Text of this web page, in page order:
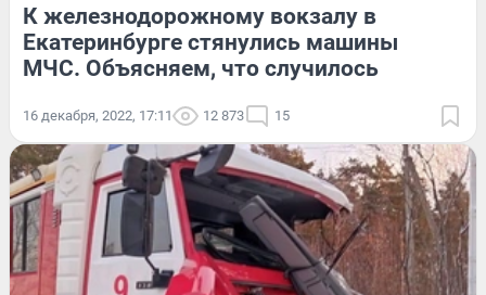
К железнодорожному вокзалу в
Екатеринбурге стянулись машины
МЧС. Объясняем, что случилось
16 декабря, 2022, 17:11 12 873 15